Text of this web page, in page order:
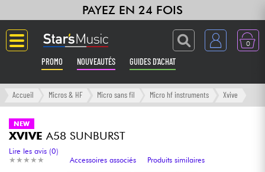
PAYEZ EN 24 FOIS
0
PROMO NOUVEAUTÉS GUIDES D'ACHAT
Langue
Amplis & Effets
Accueil Micros & HF Micro sans fil Micro hf instruments Xvive
NEW
XVIVE A58 SUNBURST
★ ★ ★ ★ ★
★ ★ ★ ★ ★
Lire les avis (0)
Accessoires associés
Produits similaires